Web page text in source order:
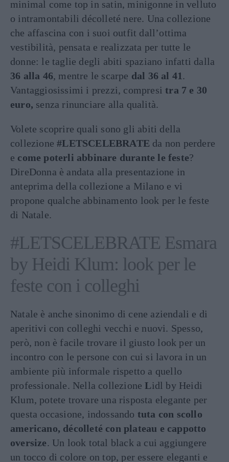
minimal come top in satin, minigonne in velluto
o intramontabili décolleté nere. Una collezione
che affascina con i suoi outfit dall’ottima
vestibilità, pensata e realizzata per tutte le
donne: le taglie degli abiti spaziano infatti dalla
36 alla 46, mentre le scarpe dal 36 al 41.
Vantaggiosissimi i prezzi, compresi tra 7 e 30
euro, senza rinunciare alla qualità.
Volete scoprire quali sono gli abiti della
collezione#LETSCELEBRATE da non perdere
e come poterli abbinare durante le feste?
DireDonna è andata alla presentazione in
anteprima della collezione a Milano e vi
propone qualche abbinamento look per le feste
di Natale.
#LETSCELEBRATE Esmara
by Heidi Klum: look per le
feste con i colleghi
Natale è anche sinonimo di cene aziendali e di
aperitivi con colleghi vecchi e nuovi. Spesso,
però, non è facile trovare il giusto look per un
incontro con le persone con cui si lavora in un
ambiente più informale rispetto a quello
professionale. Nella collezioneLidl by Heidi
Klum, potete trovare una risposta elegante per
questa occasione, indossando tuta con scollo
americano, décolleté con plateau e cappotto
oversize. Un look total black a cui aggiungere
un tocco di colore on top, per essere eleganti e